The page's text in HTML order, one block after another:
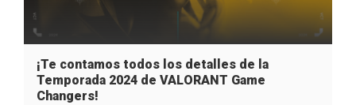
¡Te contamos todos los detalles de la
Temporada 2024 de VALORANT Game
Changers!